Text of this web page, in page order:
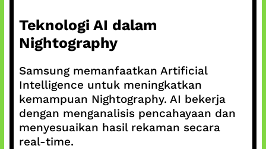
Teknologi AI dalam
Nightography
Samsung memanfaatkan Artificial
Intelligence untuk meningkatkan
kemampuan Nightography. AI bekerja
dengan menganalisis pencahayaan dan
menyesuaikan hasil rekaman secara
real-time.